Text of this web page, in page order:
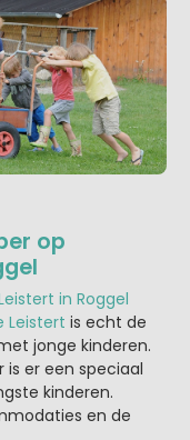
op
in Roggel
Leistert is echt de
jonge kinderen.
is er een speciaal
kinderen.
en de